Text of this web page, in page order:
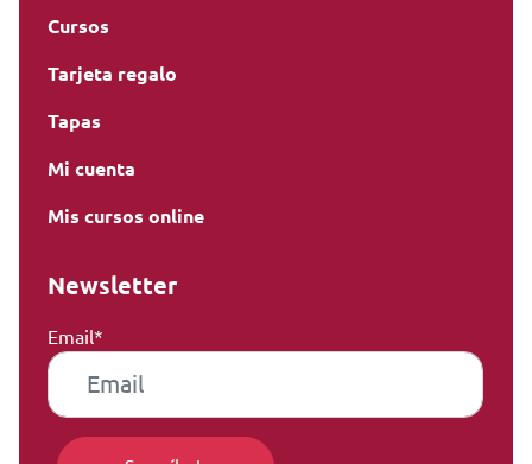
Cursos
Tarjeta regalo
Tapas
Mi cuenta
Mis cursos online
Newsletter
Email*